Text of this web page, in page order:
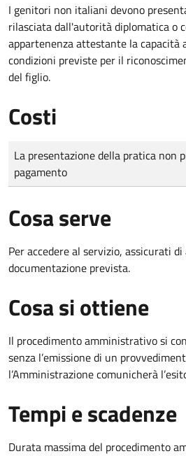
I genitori non italiani devono
rilasciata dall'autorità diplomatica o
appartenenza attestante la capacità
condizioni previste per il
del figlio.
Costi
Tipo di pagamento
Importo
La presentazione della pratica non
pagamento
Cosa serve
Per accedere al servizio, assicurati
documentazione prevista.
Cosa si ottiene
Il procedimento amministrativo si
senza l’emissione di un
l’Amministrazione comunicherà
Tempi e scadenze
Durata massima del procedimento